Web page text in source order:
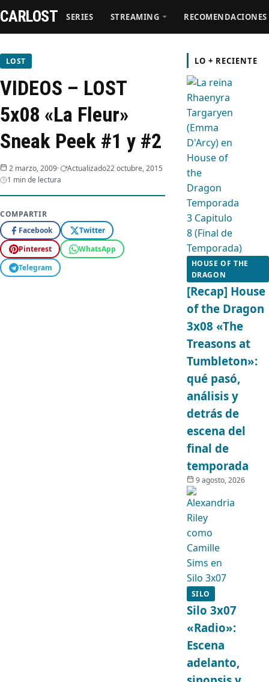
Series
Streaming
Recomendaciones
CARLOST SERIES STREAMING RECOMENDACIONES
LOST
VIDEOS – LOST
5x08 «La Fleur»
Sneak Peek #1 y #2
2 marzo, 2009 Actualizado22 octubre, 2015
1 min de lectura
COMPARTIR
Facebook
Twitter
Pinterest
WhatsApp
Telegram
LO + RECIENTE
HOUSE OF THE
DRAGON
[Recap] House
of the Dragon
3x08 «The
Treasons at
Tumbleton»:
qué pasó,
análisis y
detrás de
escena del
final de
temporada
9 agosto, 2026
SILO
Silo 3x07
«Radio»:
Escena
adelanto,